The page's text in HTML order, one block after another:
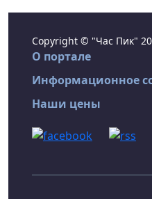
Copyright © "Час Пик"
О портале
Информационное
Наши цены